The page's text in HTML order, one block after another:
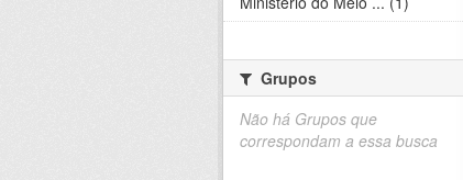
Grupos
Não há Grupos que
correspondam a essa busca